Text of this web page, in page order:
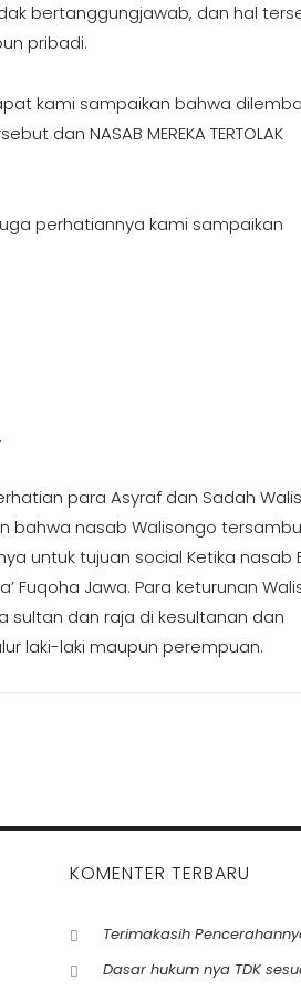
bertanggungjawab, dan hal
pribadi.
kami sampaikan bahwa
dan NASAB MEREKA TERTOLAK
perhatiannya kami sampaikan
para Asyraf dan Sadah
bahwa nasab Walisongo
untuk tujuan social Ketika nasab
Fuqoha Jawa. Para keturunan
sultan dan raja di kesultanan dan
laki-laki maupun perempuan.
KOMENTER TERBARU
Terimakasih
Dasar hukum nya TDK